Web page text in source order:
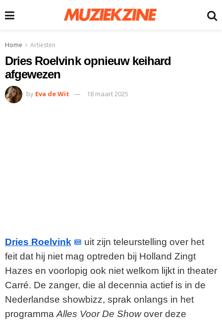
Home Artiesten
Dries Roelvink opnieuw keihard
afgewezen
by Eva de Wit 18 maart 2025
Dries Roelvink
uit zijn teleurstelling over het
feit dat hij niet mag optreden bij Holland Zingt
Hazes en voorlopig ook niet welkom lijkt in theater
Carré. De zanger, die al decennia actief is in de
Nederlandse showbizz, sprak onlangs in het
programma Alles Voor De Showover deze